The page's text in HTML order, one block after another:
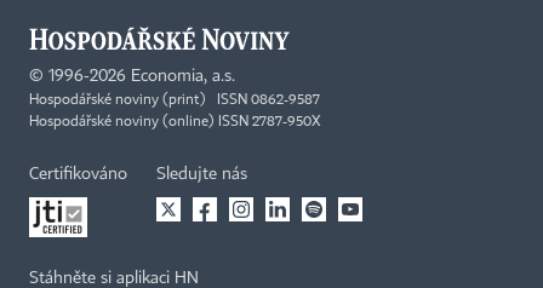
© 1996-2026 Economia, a.s.
Hospodářské noviny (print) ISSN 0862-9587
Hospodářské noviny (online) ISSN 2787-950X
Certifikováno Sledujte nás
Stáhněte si aplikaci HN